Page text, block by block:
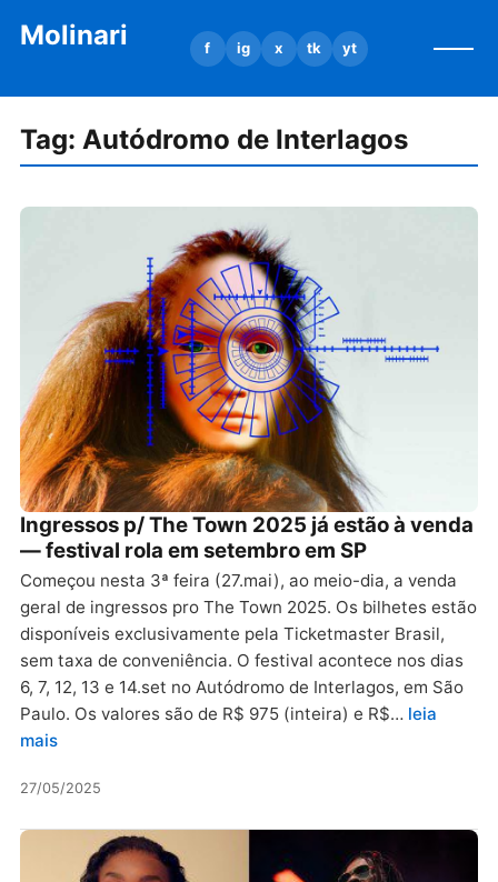
Molinari f ig x tk yt
Tag: Autódromo de Interlagos
Ingressos p/ The Town 2025 já estão à venda
— festival rola em setembro em SP
Começou nesta 3ª feira (27.mai), ao meio-dia, a venda
geral de ingressos pro The Town 2025. Os bilhetes estão
disponíveis exclusivamente pela Ticketmaster Brasil,
sem taxa de conveniência. O festival acontece nos dias
6, 7, 12, 13 e 14.set no Autódromo de Interlagos, em São
Paulo. Os valores são de R$ 975 (inteira) e R$… leia
mais
27/05/2025